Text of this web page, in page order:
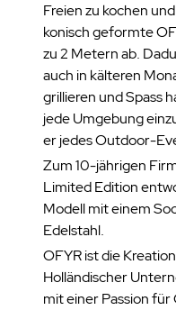
Freien zu kochen
konisch geformte
zu 2 Metern ab.
auch in kälteren
grillieren und Spass
jede Umgebung
er jedes Outdoor-
Zum 10-jährigen
Limited Edition
Modell mit einem
Edelstahl.
OFYR ist die
Holländischer
mit einer Passion